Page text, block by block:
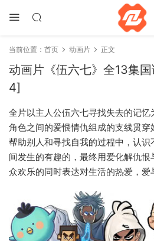
当前位置： 首页 动画片 正文
动画片《伍六七》全13集
4]
全片以主人公伍六七寻找失去的记
角色之间的爱恨情仇组成的支线贯
帮助别人和寻找自我的过程中，认识
间发生的有趣的，最终用爱化解仇
众欢乐的同时表达对生活的热爱，爱